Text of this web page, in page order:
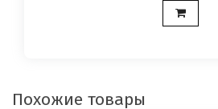
Похожие товары